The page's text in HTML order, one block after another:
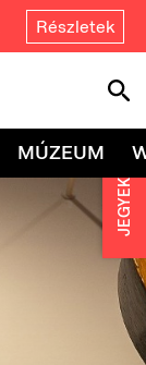
Részletek
MÚZEUM
JEGYEK